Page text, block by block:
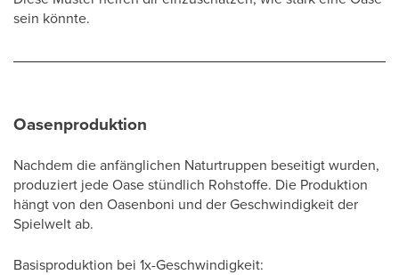
sein könnte.
Oasenproduktion
Nachdem die anfänglichen Naturtruppen beseitigt wurden,
produziert jede Oase stündlich Rohstoffe. Die Produktion
hängt von den Oasenboni und der Geschwindigkeit der
Spielwelt ab.
Basisproduktion bei 1x-Geschwindigkeit: